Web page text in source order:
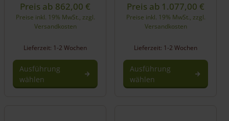
Preis ab 862,00 €
Preise inkl. 19% MwSt., zzgl.
Versandkosten
Lieferzeit: 1-2 Wochen
Ausführung
wählen
Preis ab 1.077,00€
Preise inkl. 19% MwSt., zzgl.
Versandkosten
Lieferzeit: 1-2 Wochen
Ausführung
wählen